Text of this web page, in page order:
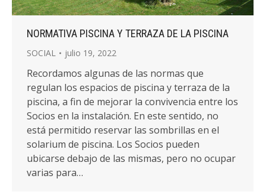
NORMATIVA PISCINA Y TERRAZA DE LA PISCINA
SOCIAL julio 19, 2022
Recordamos algunas de las normas que
regulan los espacios de piscina y terraza de la
piscina, a fin de mejorar la convivencia entre los
Socios en la instalación. En este sentido, no
está permitido reservar las sombrillas en el
solarium de piscina. Los Socios pueden
ubicarse debajo de las mismas, pero no ocupar
varias para…